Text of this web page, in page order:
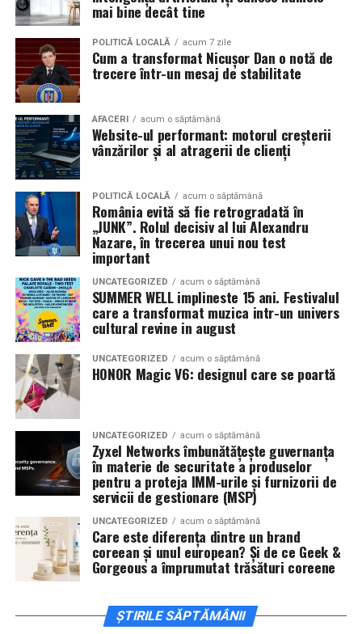
Sursa articol:BVON.ro
în mai multe orașe.
Pe11 februarieva avea loc proiecția specială
mea”de la Cinema City din City Park Constanța,de la
18:30, unde
regizorul Paul Decu și actrița Azaleea
Necula, originari din Constanța și împrejurimi, vor
prezenta filmul alături de colegii lor
Alexandra Răduță și Gabriel Vatavu.
Cinema City Shopping City Galați
12 februarie de la 18:30la întâlnirea cu actrițele
State și Azaleea Necula și regizorul Paul Decu.
Pe 13 februarie la ora 18:30, spectatorii dinIași
invitați la proiecția specială din
Mall, alături de regizorulPaul Decuși de
actoriiGabriel Vatavu, Sergiu Costache, Azaleea
Necula, Alexandra Răduță.
De „Ziua Îndrăgostiților”, pe14 februarie, în Cinema
City Iulius Mall Suceava, de la 18:30, spectatorii sunt
invitați la film alături de regizorul
actoriiSergiu Costache, Vlad si Oana Gherman,
Alexandra Răduță.
Cineplexx Băneasa Shopping City
Bucureștigăzduiește o proiecție specială în prezența
întregii echipe pe15 februarie, de la 17:30.
ÎnCraiova , regizorul Paul Decuși actorii Sergiu
Costache, Azaleea Necula și Oana Gherman vor
Mall pe 16 februarie de la ora 18:00.
mai bine decât tine
POLITICĂ LOCALĂ acum 7 zile
Cum a transformat Nicușor Dan o notă de
trecere într-un mesaj de stabilitate
AFACERI acum o săptămână
Website-ul performant: motorul creșterii
vânzărilor și al atragerii de clienți
POLITICĂ LOCALĂ acum o săptămână
România evită să fie retrogradată în
„JUNK”. Rolul decisiv al lui Alexandru
Nazare, în trecerea unui nou test
important
UNCATEGORIZED acum o săptămână
SUMMER WELL implineste 15 ani. Festivalul
care a transformat muzica intr-un univers
cultural revine in august
UNCATEGORIZED acum o săptămână
HONOR Magic V6: designul care se poartă
UNCATEGORIZED acum o săptămână
Zyxel Networks îmbunătățește guvernanța
în materie de securitate a produselor
pentru a proteja IMM-urile și furnizorii de
servicii de gestionare (MSP)
UNCATEGORIZED acum o săptămână
Care este diferența dintre un brand
coreean și unul european? Și de ce Geek &
Gorgeous a împrumutat trăsături coreene
ȘTIRILE SĂPTĂMÂNII